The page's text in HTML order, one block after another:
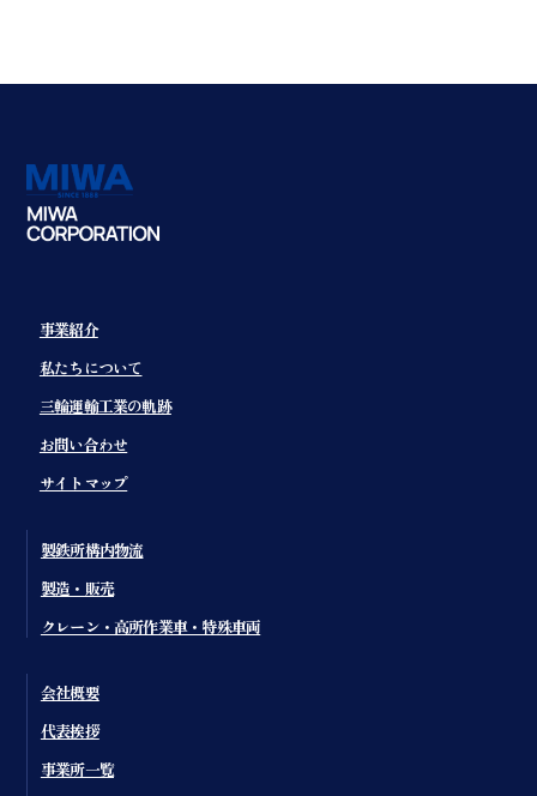
事業紹介
私たちについて
三輪運輸工業の軌跡
お問い合わせ
サイトマップ
製鉄所構内物流
製造・販売
クレーン・高所作業車・特殊車両
会社概要
代表挨拶
事業所一覧